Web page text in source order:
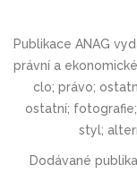
Publikace ANAG
právní a
clo; právo;
ostatní;
styl;
Dodávané